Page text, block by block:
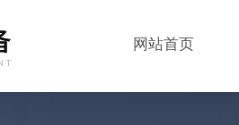
网站首页